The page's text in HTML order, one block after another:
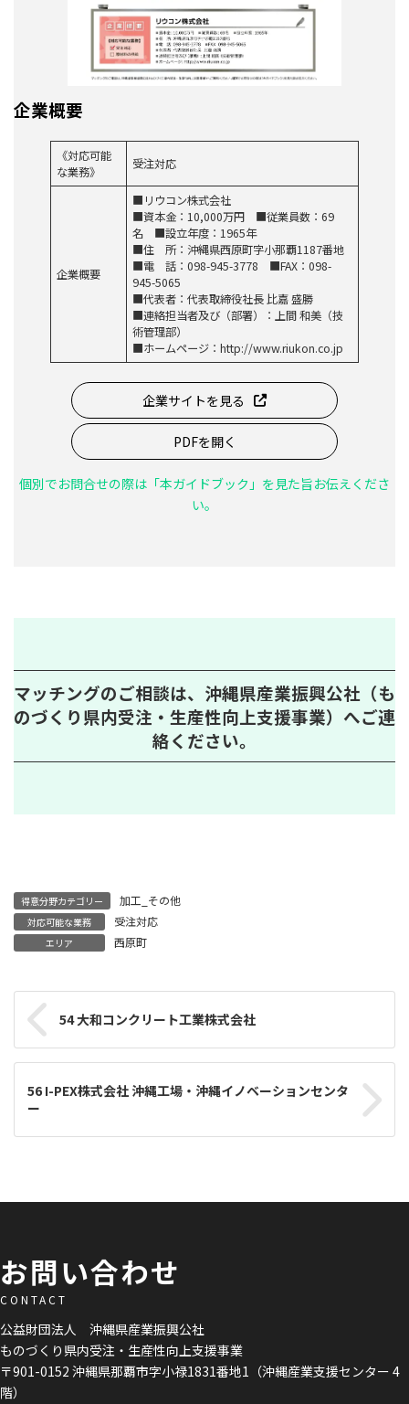
企業概要
《対応可能
な業務》
受注対応
企業概要
■リウコン株式会社
■資本金：10,000万円 ■従業員数：69
名 ■設立年度：1965年
■住 所：沖縄県西原町字小那覇1187番地
■電 話：098-945-3778 ■FAX：098-
945-5065
■代表者：代表取締役社長 比嘉 盛勝
■連絡担当者及び（部署）：上間 和美（技
術管理部）
■ホームページ：http://www.riukon.co.jp
企業サイトを見る
PDFを開く
個別でお問合せの際は「本ガイドブック」を見た旨お伝えくださ
い。
マッチングのご相談は、沖縄県産業振興公社（も
のづくり県内受注・生産性向上支援事業）へご連
絡ください。
得意分野カテゴリー 加工_その他
対応可能な業務 受注対応
エリア 西原町
54 大和コンクリート工業株式会社
56 I-PEX株式会社 沖縄工場・沖縄イノベーションセンタ
ー
お問い合わせ
CONTACT
公益財団法人 沖縄県産業振興公社
ものづくり県内受注・生産性向上支援事業
〒901-0152 沖縄県那覇市字小禄1831番地1（沖縄産業支援センター 4
階）